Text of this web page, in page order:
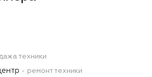
техники
- ремонт техники